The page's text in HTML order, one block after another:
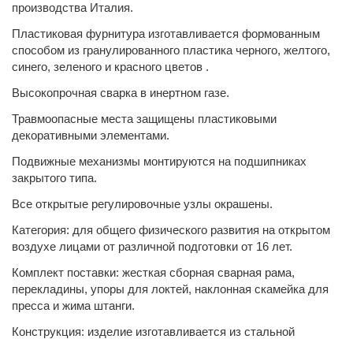
производства Италия.
Пластиковая фурнитура изготавливается формованным
способом из гранулированного пластика черного, желтого,
синего, зеленого и красного цветов .
Высокопрочная сварка в инертном газе.
Травмоопасные места защищены пластиковыми
декоративными элементами.
Подвижные механизмы монтируются на подшипниках
закрытого типа.
Все открытые регулировочные узлы окрашены.
Категория: для общего физического развития на открытом
воздухе лицами от различной подготовки от 16 лет.
Комплект поставки: жесткая сборная сварная рама,
перекладины, упоры для локтей, наклонная скамейка для
пресса и жима штанги.
Конструкция: изделие изготавливается из стальной